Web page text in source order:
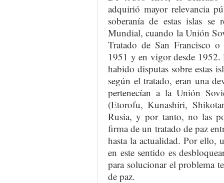
adquirió mayor relevancia
soberanía de estas islas
Mundial, cuando la Unión
Tratado de San Francisco
1951 y en vigor desde 1952.
habido disputas sobre estas
según el tratado, eran una
pertenecían a la Unión
(Etorofu, Kunashiri,
Rusia, y por tanto, no las
firma de un tratado de paz
hasta la actualidad. Por ello,
en este sentido es
para solucionar el problema
de paz.